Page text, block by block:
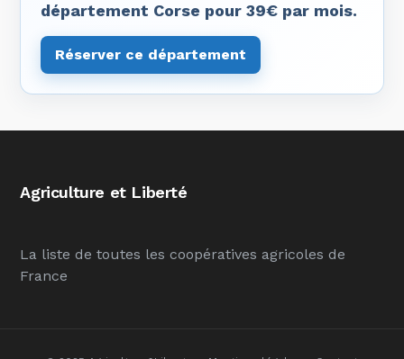
département Corse pour 39€ par mois.
Réserver ce département
Agriculture et Liberté
La liste de toutes les coopératives agricoles de
France